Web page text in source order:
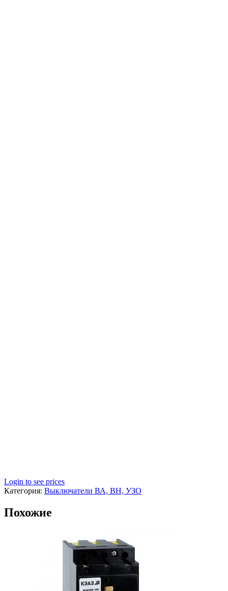
Login to see prices
Категория: Выключатели ВА, ВН, УЗО
Похожие